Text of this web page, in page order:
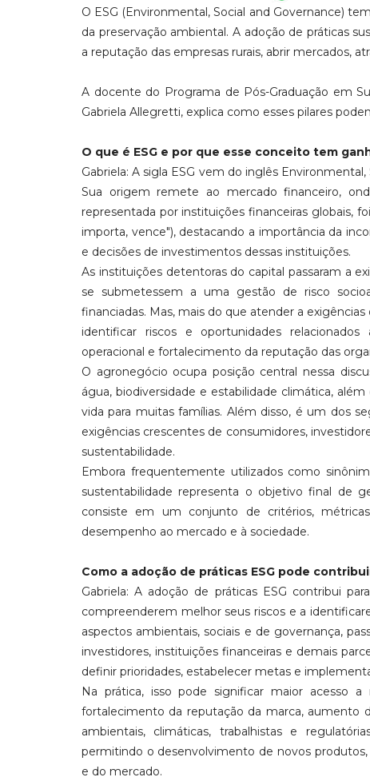
O ESG (Environmental, Social and Governance)
da preservação ambiental. A adoção de práticas
a reputação das empresas rurais, abrir mercados,
A docente do Programa de Pós-Graduação em
Gabriela Allegretti, explica como esses pilares
O que é ESG e por que esse conceito tem
Gabriela: A sigla ESG vem do inglês
Sua origem remete ao mercado financeiro,
representada por instituições financeiras globais,
importa, vence"), destacando a importância da
e decisões de investimentos dessas instituições.
As instituições detentoras do capital passaram a
se submetessem a uma gestão de risco
financiadas. Mas, mais do que atender a
identificar riscos e oportunidades
operacional e fortalecimento da reputação das
O agronegócio ocupa posição central nessa
água, biodiversidade e estabilidade climática,
vida para muitas famílias. Além disso, é um dos
exigências crescentes de consumidores,
sustentabilidade.
Embora frequentemente utilizados como
sustentabilidade representa o objetivo final de
consiste em um conjunto de critérios,
desempenho ao mercado e à sociedade.
Como a adoção de práticas ESG pode
Gabriela: A adoção de práticas ESG contribui
compreenderem melhor seus riscos e a
aspectos ambientais, sociais e de governança,
investidores, instituições financeiras e demais
definir prioridades, estabelecer metas e
Na prática, isso pode significar maior acesso
fortalecimento da reputação da marca, aumento
ambientais, climáticas, trabalhistas e
permitindo o desenvolvimento de novos
e do mercado.